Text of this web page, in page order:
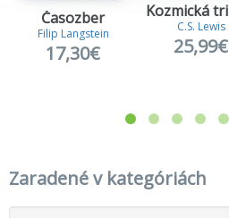
Časozber
Filip Langstein
17,30€
C.S. Lewis
25,99€
Zaradené v kategóriách